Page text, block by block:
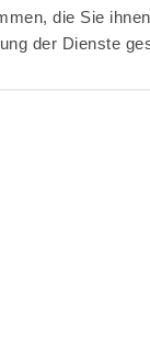
die Sie
der Dienste